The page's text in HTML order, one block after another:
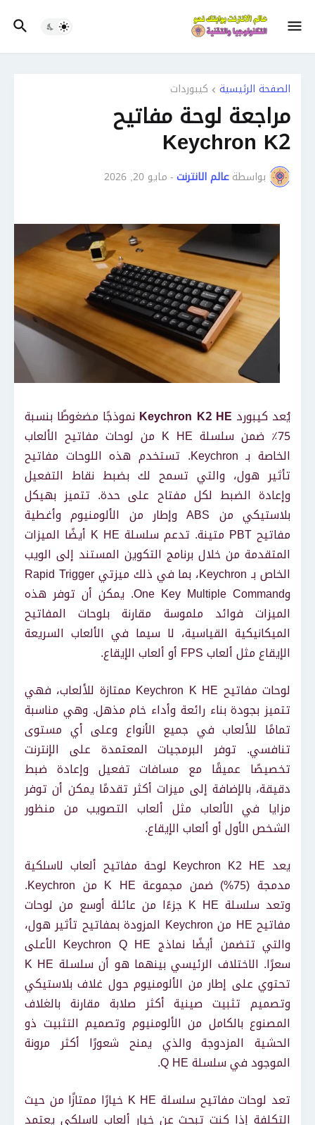
الصفحة الرئيسية كيبوردات
مراجعة لوحة مفاتيح
Keychron K2
بواسطةعالم الانترنت-مايو 20, 2026
يُعد كيبورد Keychron K2 HE نموذجًا مضغوطًا بنسبة
75٪ ضمن سلسلة K HE من لوحات مفاتيح الألعاب
الخاصة بـ Keychron. تستخدم هذه اللوحات مفاتيح
تأثير هول، والتي تسمح لك بضبط نقاط التفعيل
وإعادة الضبط لكل مفتاح على حدة. تتميز بهيكل
بلاستيكي من ABS وإطار من الألومنيوم وأغطية
مفاتيح PBT متينة. تدعم سلسلة K HE أيضًا الميزات
المتقدمة من خلال برنامج التكوين المستند إلى الويب
الخاص بـ Keychron، بما في ذلك ميزتي Rapid Trigger
وOne Key Multiple Command. يمكن أن توفر هذه
الميزات فوائد ملموسة مقارنة بلوحات المفاتيح
الميكانيكية القياسية، لا سيما في الألعاب السريعة
الإيقاع مثل ألعاب FPS أو ألعاب الإيقاع.
لوحات مفاتيح Keychron K HE ممتازة للألعاب، فهي
تتميز بجودة بناء رائعة وأداء خام مذهل. وهي مناسبة
تمامًا للألعاب في جميع الأنواع وعلى أي مستوى
تنافسي. توفر البرمجيات المعتمدة على الإنترنت
تخصيصًا عميقًا مع مسافات تفعيل وإعادة ضبط
دقيقة، بالإضافة إلى ميزات أكثر تقدمًا يمكن أن توفر
مزايا في الألعاب مثل ألعاب التصويب من منظور
الشخص الأول أو ألعاب الإيقاع.
يعد Keychron K2 HE لوحة مفاتيح ألعاب لاسلكية
مدمجة (75%) ضمن مجموعة K HE من Keychron.
وتعد سلسلة K HE جزءًا من عائلة أوسع من لوحات
مفاتيح HE من Keychron المزودة بمفاتيح تأثير هول،
والتي تتضمن أيضًا نماذج Keychron Q HE الأعلى
سعرًا. الاختلاف الرئيسي بينهما هو أن سلسلة K HE
تحتوي على إطار من الألومنيوم حول غلاف بلاستيكي
وتصميم تثبيت صينية أكثر صلابة مقارنة بالغلاف
المصنوع بالكامل من الألومنيوم وتصميم التثبيت ذو
الحشية المزدوجة والذي يمنح شعورًا أكثر مرونة
الموجود في سلسلة Q HE.
تعد لوحات مفاتيح سلسلة K HE خيارًا ممتازًا من حيث
التكلفة إذا كنت تبحث عن خيار ألعاب لاسلكي يعتمد